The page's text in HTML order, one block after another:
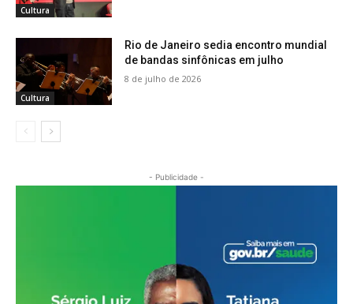
Cultura
Cultura
Rio de Janeiro sedia encontro mundial
de bandas sinfônicas em julho
8 de julho de 2026
- Publicidade -